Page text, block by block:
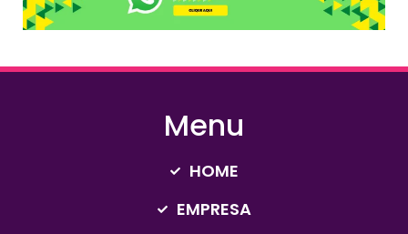
Menu
HOME
EMPRESA